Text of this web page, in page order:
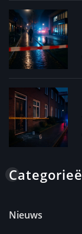
Nieuws